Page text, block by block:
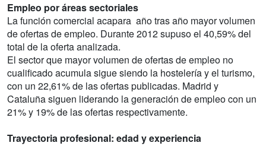
Empleo por áreas sectoriales
La función comercial acapara año tras año mayor volumen
de ofertas de empleo. Durante 2012 supuso el 40,59% del
total de la oferta analizada.
El sector que mayor volumen de ofertas de empleo no
cualificado acumula sigue siendo la hostelería y el turismo,
con un 22,61% de las ofertas publicadas. Madrid y
Cataluña siguen liderando la generación de empleo con un
21% y 19% de las ofertas respectivamente.
Trayectoria profesional: edad y experiencia